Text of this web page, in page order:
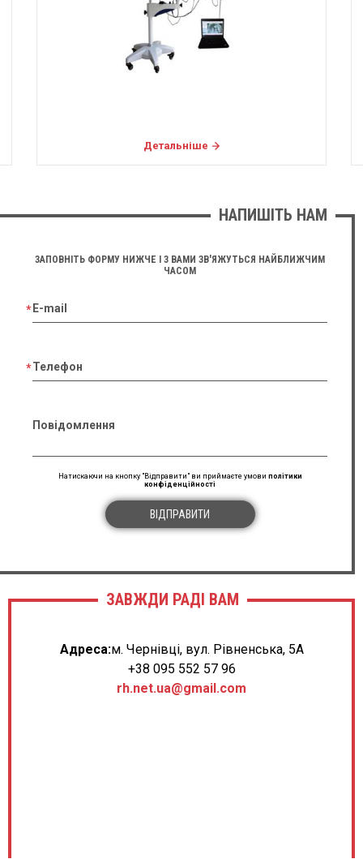
Детальніше
НАПИШІТЬ НАМ
ЗАПОВНІТЬ ФОРМУ НИЖЧЕ І З ВАМИ ЗВ'ЯЖУТЬСЯ НАЙБЛИЖЧИМ
ЧАСОМ
E-mail
Телефон
Повідомлення
Натискаючи на кнопку "Відправити" ви приймаєте умови політики
конфіденційності
ВІДПРАВИТИ
ЗАВЖДИ РАДІ ВАМ
Адреса:м. Чернівці, вул. Рівненська, 5А
+38 095 552 57 96
rh.net.ua@gmail.com